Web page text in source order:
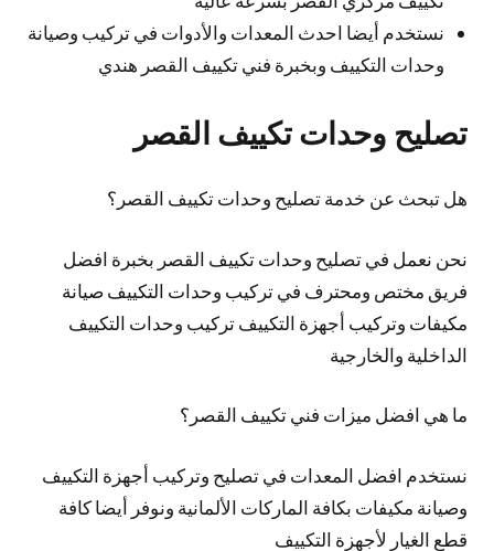
نستخدم أيضا احدث المعدات والأدوات في تركيب وصيانة
وحدات التكييف وبخبرة فني تكييف القصر هندي
تصليح وحدات تكييف القصر
هل تبحث عن خدمة تصليح وحدات تكييف القصر؟
نحن نعمل في تصليح وحدات تكييف القصر بخبرة افضل
فريق مختص ومحترف في تركيب وحدات التكييف صيانة
مكيفات وتركيب أجهزة التكييف تركيب وحدات التكييف
الداخلية والخارجية
ما هي افضل ميزات فني تكييف القصر؟
نستخدم افضل المعدات في تصليح وتركيب أجهزة التكييف
وصيانة مكيفات بكافة الماركات الألمانية ونوفر أيضا كافة
قطع الغيار لأجهزة التكييف